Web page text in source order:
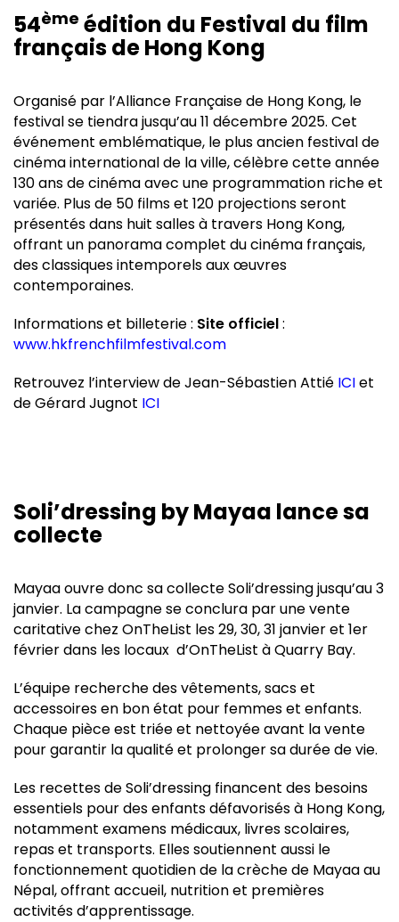
54ème édition du Festival du film
français de Hong Kong
Organisé par l’Alliance Française de Hong Kong, le
festival se tiendra jusqu’au 11 décembre 2025. Cet
événement emblématique, le plus ancien festival de
cinéma international de la ville, célèbre cette année
130 ans de cinéma avec une programmation riche et
variée. Plus de 50 films et 120 projections seront
présentés dans huit salles à travers Hong Kong,
offrant un panorama complet du cinéma français,
des classiques intemporels aux œuvres
contemporaines.
Informations et billeterie : Site officiel:
www.hkfrenchfilmfestival.com
Retrouvez l’interview de Jean-Sébastien Attié ICIet
de Gérard Jugnot ICI
Soli’dressing by Mayaa lance sa
collecte
Mayaa ouvre donc sa collecte Soli’dressing jusqu’au 3
janvier. La campagne se conclura par une vente
caritative chez OnTheList les 29, 30, 31 janvier et 1er
février dans les locaux d’OnTheList à Quarry Bay.
L’équipe recherche des vêtements, sacs et
accessoires en bon état pour femmes et enfants.
Chaque pièce est triée et nettoyée avant la vente
pour garantir la qualité et prolonger sa durée de vie.
Les recettes de Soli’dressing financent des besoins
essentiels pour des enfants défavorisés à Hong Kong,
notamment examens médicaux, livres scolaires,
repas et transports. Elles soutiennent aussi le
fonctionnement quotidien de la crèche de Mayaa au
Népal, offrant accueil, nutrition et premières
activités d’apprentissage.